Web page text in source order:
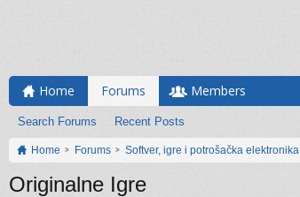
Home Forums
Search Forums Recent Posts
Members
Home Forums Softver, igre i potrošačka elektronika
Originalne Igre